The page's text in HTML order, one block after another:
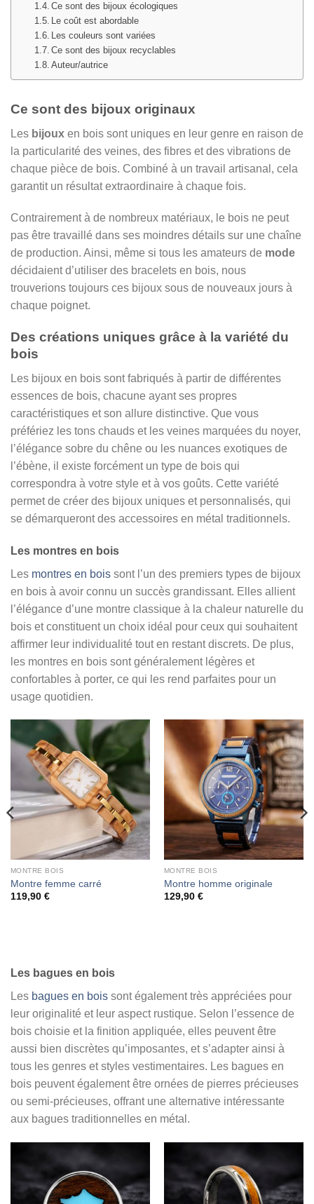
Ce sont des bijoux écologiques
Le coût est abordable
Les couleurs sont variées
Ce sont des bijoux recyclables
Auteur/autrice
Ce sont des bijoux originaux
Les bijoux en bois sont uniques en leur genre en raison de
la particularité des veines, des fibres et des vibrations de
chaque pièce de bois. Combiné à un travail artisanal, cela
garantit un résultat extraordinaire à chaque fois.
Contrairement à de nombreux matériaux, le bois ne peut
pas être travaillé dans ses moindres détails sur une chaîne
de production. Ainsi, même si tous les amateurs de mode
décidaient d’utiliser des bracelets en bois, nous
trouverions toujours ces bijoux sous de nouveaux jours à
chaque poignet.
Des créations uniques grâce à la variété du
bois
Les bijoux en bois sont fabriqués à partir de différentes
essences de bois, chacune ayant ses propres
caractéristiques et son allure distinctive. Que vous
préfériez les tons chauds et les veines marquées du noyer,
l’élégance sobre du chêne ou les nuances exotiques de
l’ébène, il existe forcément un type de bois qui
correspondra à votre style et à vos goûts. Cette variété
permet de créer des bijoux uniques et personnalisés, qui
se démarqueront des accessoires en métal traditionnels.
Les montres en bois
Les montres en bois sont l’un des premiers types de bijoux
en bois à avoir connu un succès grandissant. Elles allient
l’élégance d’une montre classique à la chaleur naturelle du
bois et constituent un choix idéal pour ceux qui souhaitent
affirmer leur individualité tout en restant discrets. De plus,
les montres en bois sont généralement légères et
confortables à porter, ce qui les rend parfaites pour un
usage quotidien.
MONTRE BOIS
Montre femme carré
119,90 €
MONTRE BOIS
Montre homme originale
129,90 €
Les bagues en bois
Les bagues en bois sont également très appréciées pour
leur originalité et leur aspect rustique. Selon l’essence de
bois choisie et la finition appliquée, elles peuvent être
aussi bien discrètes qu’imposantes, et s’adapter ainsi à
tous les genres et styles vestimentaires. Les bagues en
bois peuvent également être ornées de pierres précieuses
ou semi-précieuses, offrant une alternative intéressante
aux bagues traditionnelles en métal.